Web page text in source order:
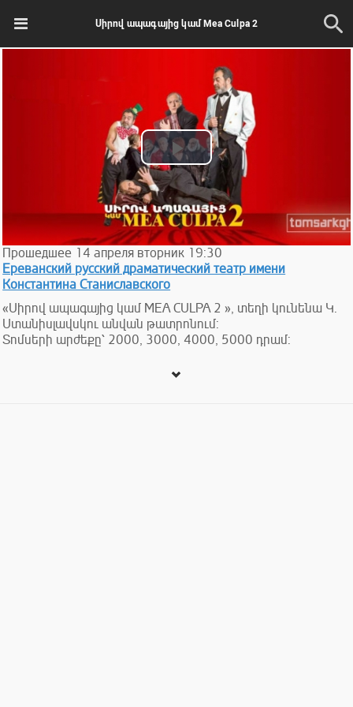
Սիրով ապագայից կամ Mea Culpa 2
Play
Video
Прошедшее 14 апреля вторник 19:30
Ереванский русский драматический театр имени
Константина Станиславского
«Սիրով ապագայից կամ MEA CULPA 2 », տեղի կունենա Կ.
Ստանիսլավսկու անվան թատրոնում:
Տոմսերի արժեքը՝ 2000, 3000, 4000, 5000 դրամ: